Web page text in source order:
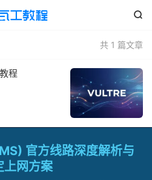

共 1 篇文章
程
官方线路深度解析与
上网方案